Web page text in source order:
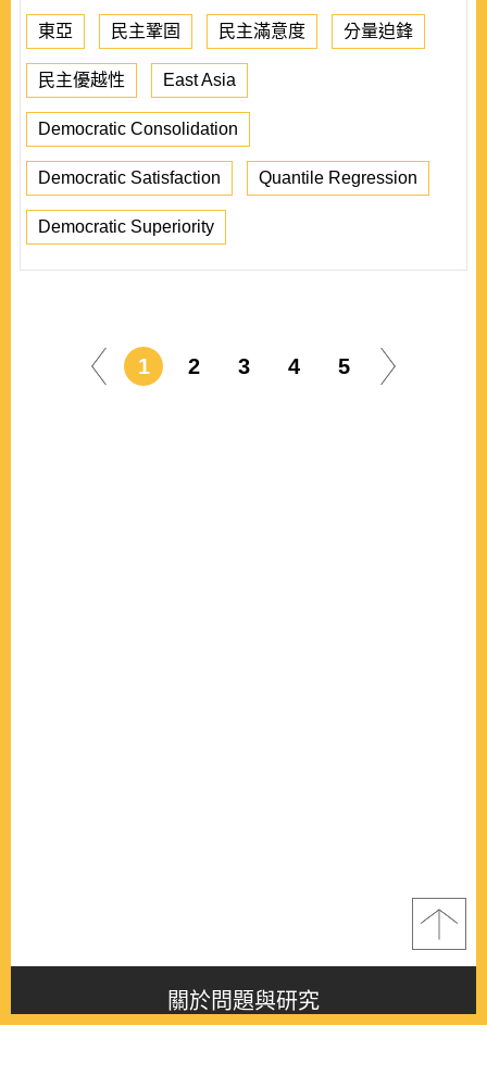
東亞 民主鞏固 民主滿意度 分量迫鋒
民主優越性 East Asia
Democratic Consolidation
Democratic Satisfaction Quantile Regression
Democratic Superiority
1 2 3 4 5
關於問題與研究
About this journal